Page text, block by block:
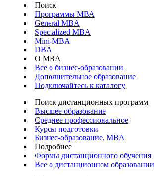
Поиск
Программы МВА
General MBA
Specialized MBA
Mini-MBA
DBA
О MBA
Все о бизнес-образовании
Дополнительное образование
Подключайтесь к каталогу
Поиск дистанционных программ
Высшее образование
Среднее профессиональное
Курсы подготовки
Бизнес-образование. MBA
Подробнее
Формы дистанционного обучения
Все о дистанционном образовании